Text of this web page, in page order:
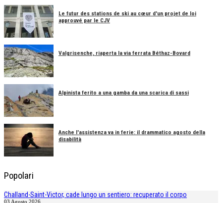
Le futur des stations de ski au cœur d'un projet de loi
approuvé par le CJV
Valgrisenche, riaperta la via ferrata Béthaz-Bovard
Alpinista ferito a una gamba da una scarica di sassi
Anche l'assistenza va in ferie: il drammatico agosto della
disabilità
Popolari
Challand-Saint-Victor, cade lungo un sentiero: recuperato il corpo
03 Agosto 2026